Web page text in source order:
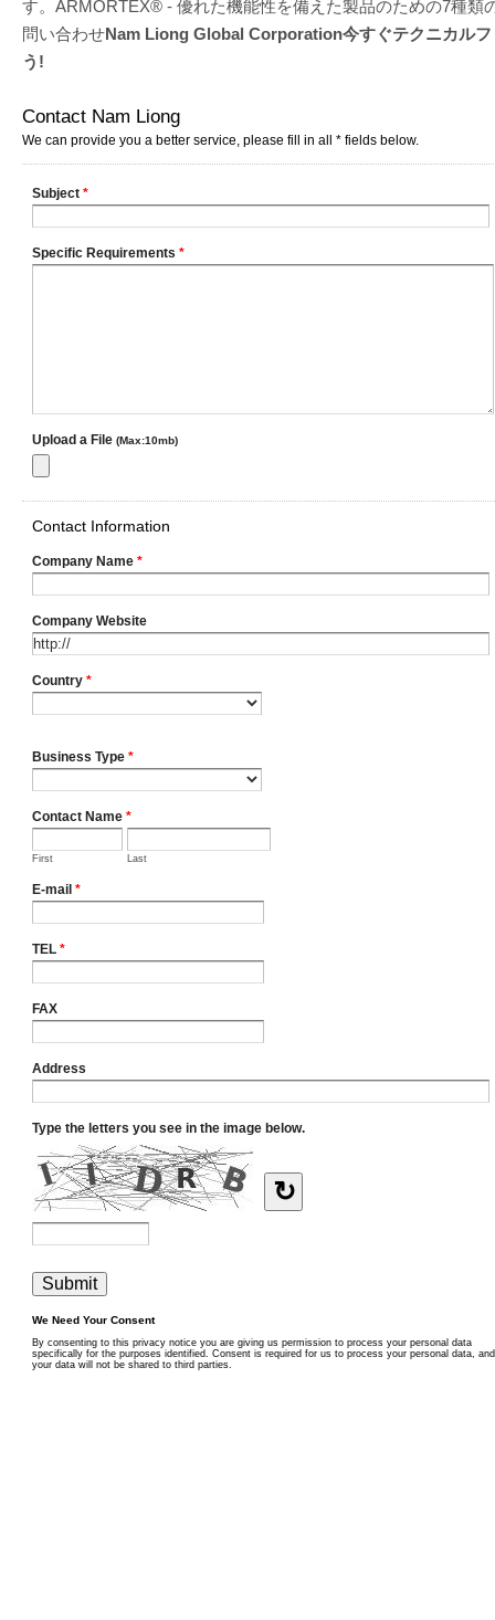
す。ARMORTEX® - 優れた機能性を備えた製品のための7種類
問い合わせNam Liong Global Corporation今すぐテクニカル
う!